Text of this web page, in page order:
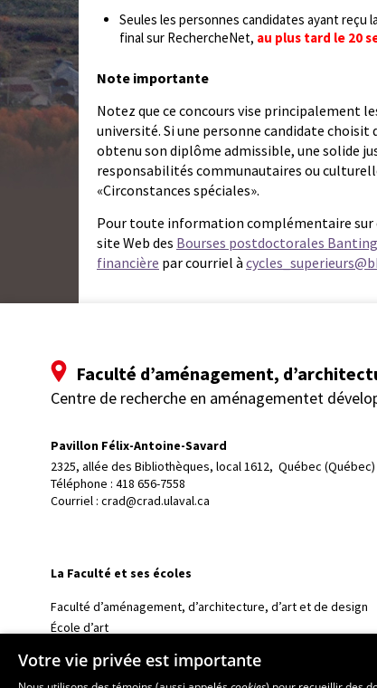
Seules les personnes candidates ayant reçu
final sur RechercheNet, au plus tard le 20
Note importante
Notez que ce concours vise principalement
université. Si une personne candidate choisit
obtenu son diplôme admissible, une solide
responsabilités communautaires ou
«Circonstances spéciales».
Pour toute information complémentaire sur
site Web des Bourses postdoctorales Banting
financière par courriel à
Faculté d’aménagement,
Centre de recherche en aménagementet
Pavillon Félix-Antoine-Savard
2325, allée des Bibliothèques, local 1612, Québec (Québec)
Téléphone : 418 656-7558
Courriel : crad@crad.ulaval.ca
La Faculté et ses écoles
Faculté d’aménagement, d’architecture, d’art et de design
École d’art
École d’architecture
Votre vie privée est importante